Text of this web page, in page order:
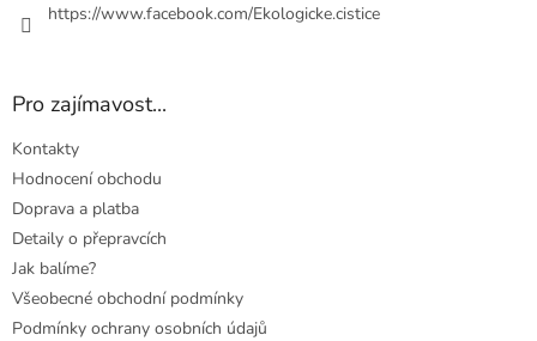
https://www.facebook.com/Ekologicke.cistice
Pro zajímavost...
Kontakty
Hodnocení obchodu
Doprava a platba
Detaily o přepravcích
Jak balíme?
Všeobecné obchodní podmínky
Podmínky ochrany osobních údajů